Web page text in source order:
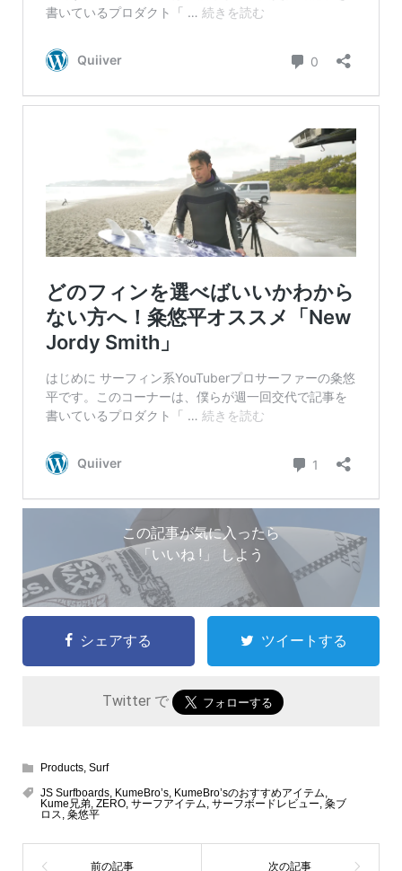
この記事が気に入ったら
「いいね !」 しよう
シェアする ツイートする
Twitter で
Products, Surf
JS Surfboards, KumeBro’s, KumeBro’sのおすすめアイテム,
Kume兄弟, ZERO, サーフアイテム, サーフボードレビュー, 粂ブ
ロス, 粂悠平